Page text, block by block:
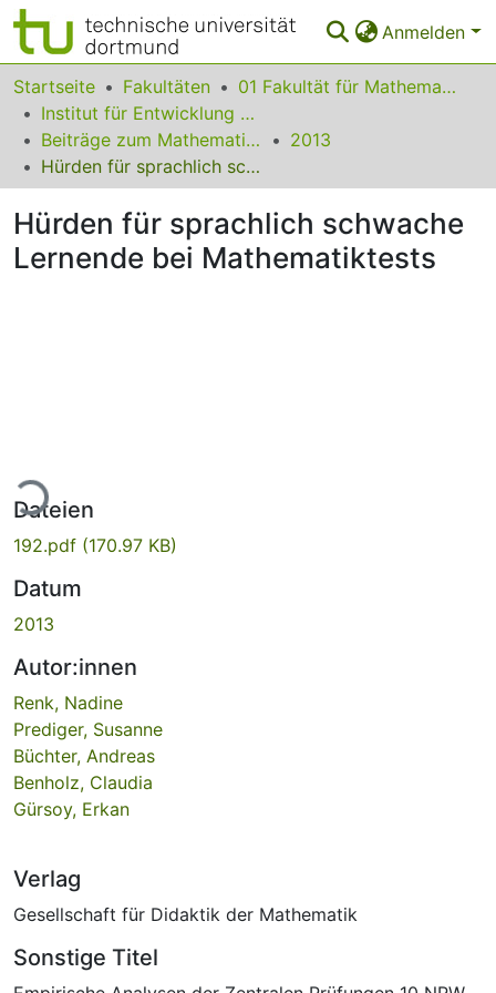
Anmelden
Bereiche & Sammlungen
Das gesamte Repositorium
Statistiken
FAQ
Leitlinien
Startseite Fakultäten
01 Fakultät für Mathematik
Institut für Entwicklung und Erforschung des Mathematikunterrichts
Beiträge zum Mathematikunterricht
2013
Hürden für sprachlich schwache Lernende bei Mathematiktests
Hürden für sprachlich schwache
Lernende bei Mathematiktests
Dateien
192.pdf (170.97 KB)
Datum
2013
Autor:innen
Renk, Nadine
Prediger, Susanne
Büchter, Andreas
Benholz, Claudia
Gürsoy, Erkan
Verlag
Gesellschaft für Didaktik der Mathematik
Sonstige Titel